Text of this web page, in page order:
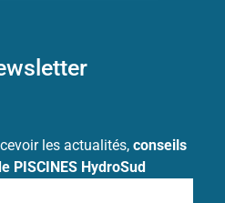
les actualités, conseils
PISCINES HydroSud